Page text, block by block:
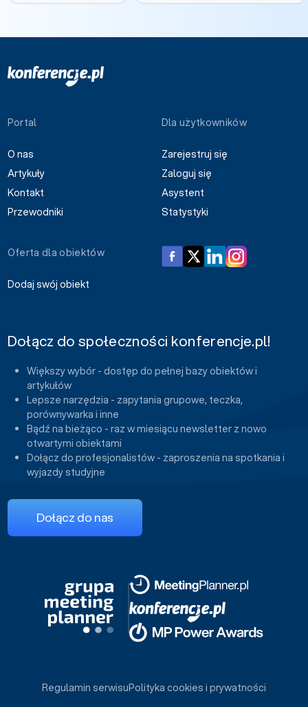
Portal
O nas
Artykuły
Kontakt
Przewodniki
Dla użytkowników
Zarejestruj się
Zaloguj się
Asystent
Statystyki
Oferta dla obiektów
Dodaj swój obiekt
Dołącz do społeczności konferencje.pl!
Większy wybór - dostęp do pełnej bazy obiektów i
artykułów
Lepsze narzędzia - zapytania grupowe, teczka,
porównywarka i inne
Bądź na bieżąco - raz w miesiącu newsletter z nowo
otwartymi obiektami
Dołącz do profesjonalistów - zaproszenia na spotkania i
wyjazdy studyjne
Dołącz do nas
Regulamin serwisuPolityka cookies i prywatności